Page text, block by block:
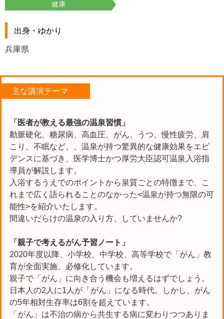
健康
出身・ゆかり
兵庫県
主な講演テーマ
「医者が教える最強の温泉習慣」
動脈硬化、糖尿病、高血圧、がん、うつ、慢性疲労、肩
こり、不眠など、、温泉が持つ驚異的な健康効果をエビ
デンスに基づき、医学博士かつ厚労大臣認可温泉入浴指
導員が解説します。
入浴するうえでのポイントから泉質ごとの特徴まで、こ
れまで広く語られることのなかった<温泉が持つ無限の可
能性>を紹介いたします。
間違いだらけの温泉の入り方、していませんか?
「親子で考えるがん予習ノート」
2020年度以降、小学校、中学校、高等学校で「がん」教
育が全面実施、必修化しています。
親子で「がん」に向き合う機会も増えるはずでしょう。
日本人の2人に1人が「がん」になる時代。しかし、がん
の5年相対生存率は6割を超えています。
「がん」は不治の病から共生する病に変わりつつありま